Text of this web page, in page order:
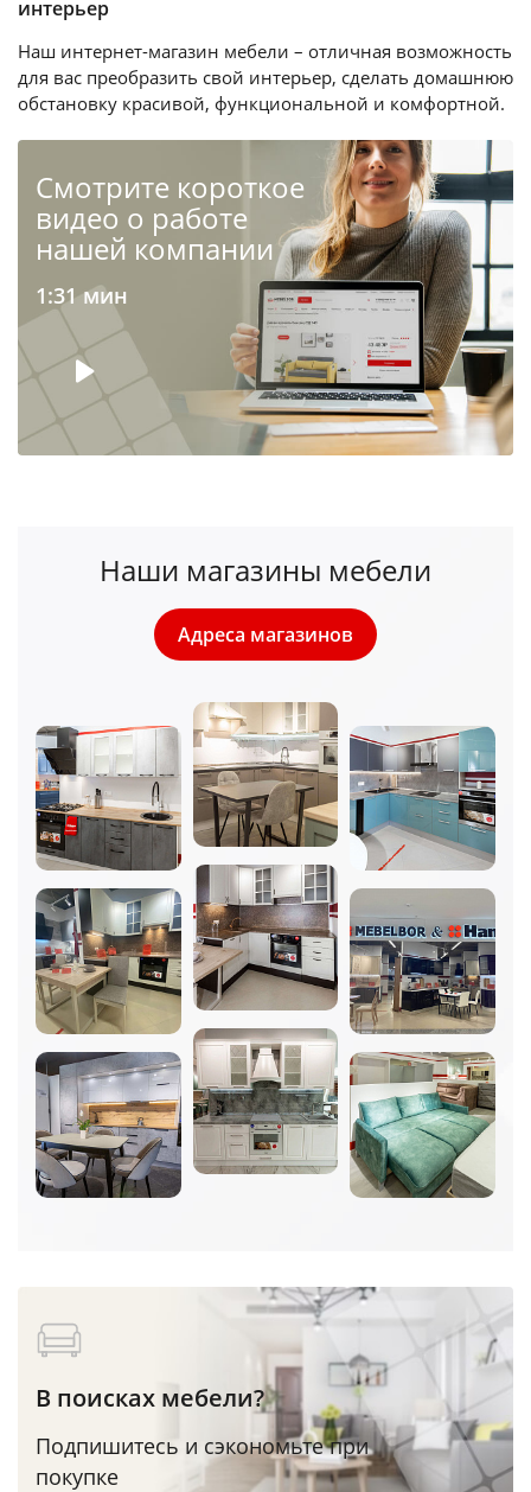
интерьер
Наш интернет-магазин мебели – отличная возможность
для вас преобразить свой интерьер, сделать домашнюю
обстановку красивой, функциональной и комфортной.
Cмотрите короткое
видео о работе
нашей компании
1:31 мин
Наши магазины мебели
Адреса магазинов
В поисках мебели?
Подпишитесь и сэкономьте при
покупке